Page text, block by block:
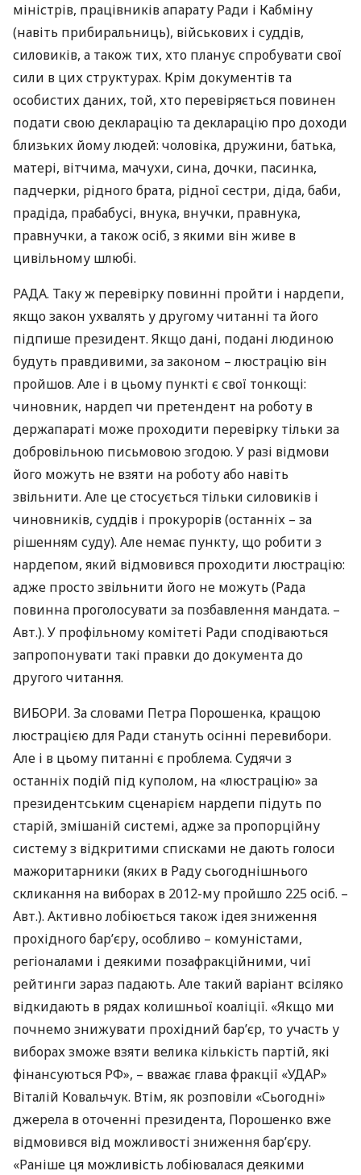
міністрів, працівників апарату Ради і Кабміну
(навіть прибиральниць), військових і суддів,
силовиків, а також тих, хто планує спробувати свої
сили в цих структурах. Крім документів та
особистих даних, той, хто перевіряється повинен
подати свою декларацію та декларацію про доходи
близьких йому людей: чоловіка, дружини, батька,
матері, вітчима, мачухи, сина, дочки, пасинка,
падчерки, рідного брата, рідної сестри, діда, баби,
прадіда, прабабусі, внука, внучки, правнука,
правнучки, а також осіб, з якими він живе в
цивільному шлюбі.
РАДА. Таку ж перевірку повинні пройти і нардепи,
якщо закон ухвалять у другому читанні та його
підпише президент. Якщо дані, подані людиною
будуть правдивими, за законом – люстрацію він
пройшов. Але і в цьому пункті є свої тонкощі:
чиновник, нардеп чи претендент на роботу в
держапараті може проходити перевірку тільки за
добровільною письмовою згодою. У разі відмови
його можуть не взяти на роботу або навіть
звільнити. Але це стосується тільки силовиків і
чиновників, суддів і прокурорів (останніх – за
рішенням суду). Але немає пункту, що робити з
нардепом, який відмовився проходити люстрацію:
адже просто звільнити його не можуть (Рада
повинна проголосувати за позбавлення мандата. –
Авт.). У профільному комітеті Ради сподіваються
запропонувати такі правки до документа до
другого читання.
ВИБОРИ. За словами Петра Порошенка, кращою
люстрацією для Ради стануть осінні перевибори.
Але і в цьому питанні є проблема. Судячи з
останніх подій під куполом, на «люстрацію» за
президентським сценарієм нардепи підуть по
старій, змішаній системі, адже за пропорційну
систему з відкритими списками не дають голоси
мажоритарники (яких в Раду сьогоднішнього
скликання на виборах в 2012-му пройшло 225 осіб. –
Авт.). Активно лобіюється також ідея зниження
прохідного бар’єру, особливо – комуністами,
регіоналами і деякими позафракційними, чиї
рейтинги зараз падають. Але такий варіант всіляко
відкидають в рядах колишньої коаліції. «Якщо ми
почнемо знижувати прохідний бар’єр, то участь у
виборах зможе взяти велика кількість партій, які
фінансуються РФ», – вважає глава фракції «УДАР»
Віталій Ковальчук. Втім, як розповіли «Сьогодні»
джерела в оточенні президента, Порошенко вже
відмовився від можливості зниження бар’єру.
«Раніше ця можливість лобіювалася деякими